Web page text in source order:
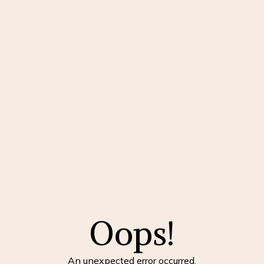
Oops!
An unexpected error occurred.